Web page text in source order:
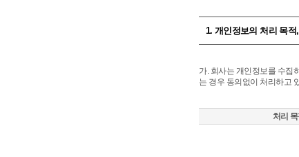
1. 개인정보의 처리 목
가. 회사는 개인정보를 수집
는 경우 동의없이 처리하고
처리 목